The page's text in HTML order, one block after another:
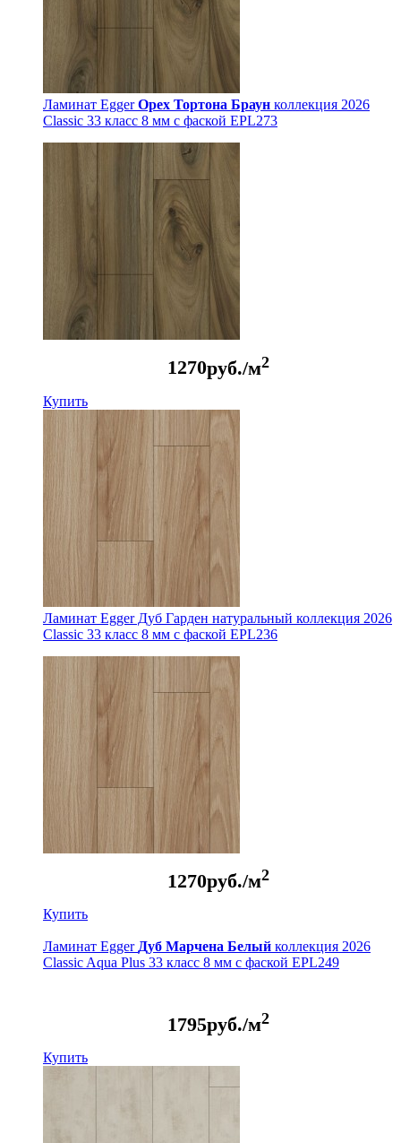
Ламинат EggerОрех Тортона Браун коллекция 2026
Classic 33 класс 8 мм с фаской EPL273
1270руб./м2
Купить
Ламинат Egger Дуб Гарден натуральный коллекция 2026
Classic 33 класс 8 мм с фаской EPL236
1270руб./м2
Купить
Ламинат Egger Дуб Марчена Белый коллекция 2026
Classic Aqua Plus 33 класс 8 мм с фаской EPL249
1795руб./м2
Купить